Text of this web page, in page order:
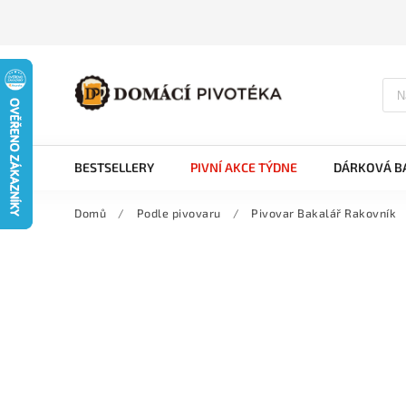
BESTSELLERY PIVNÍ AKCE TÝDNE DÁRKOVÁ
Domů / Podle pivovaru / Pivovar Bakalář Rakovník